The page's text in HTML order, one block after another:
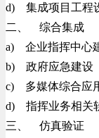
d) 集成项目工程
二、 综合集成
a) 企业指挥中心
b) 政府应急建设
c) 多媒体综合应
d) 指挥业务相关
三、 仿真验证